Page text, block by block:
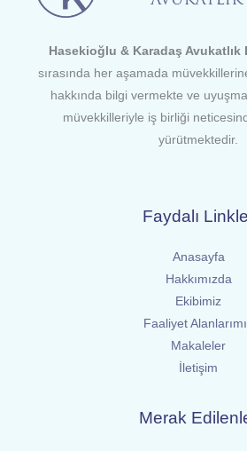
Hasekioğlu & Karadaş Avukatlık
sırasında her aşamada
hakkında bilgi vermekte ve
müvekkilleriyle iş birliği
yürütmektedir.
Faydalı
Anasayfa
Hakkımızda
Ekibimiz
Faaliyet
Makaleler
İletişim
Merak